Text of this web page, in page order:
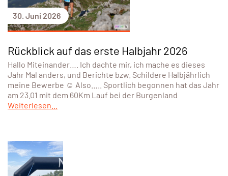
30. Juni 2026
Rückblick auf das erste Halbjahr 2026
Hallo Miteinander…. Ich dachte mir, ich mache es dieses
Jahr Mal anders, und Berichte bzw. Schildere Halbjährlich
meine Bewerbe ☺️ Also….. Sportlich begonnen hat das Jahr
am 23.01 mit dem 60Km Lauf bei der Burgenland
Weiterlesen...